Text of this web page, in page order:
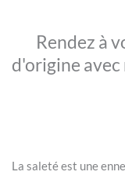
Rendez à
d'origine avec
La saleté est une